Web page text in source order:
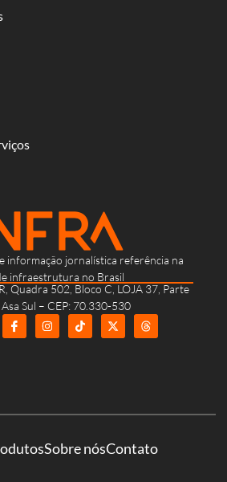
informação jornalística referência na
infraestrutura no Brasil
Quadra 502, Bloco C, LOJA 37, Parte
Sul – CEP: 70.330-530
Sobre nósContato